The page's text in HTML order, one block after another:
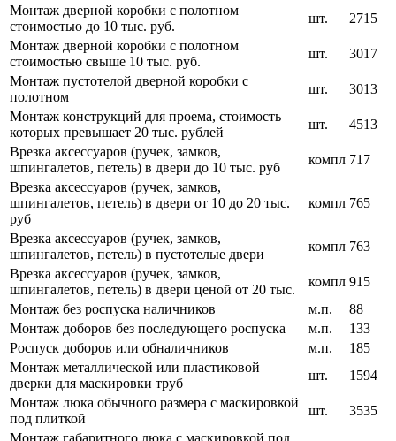
Монтаж дверной коробки с полотном
стоимостью до 10 тыс. руб.
шт.
2715
Монтаж дверной коробки с полотном
стоимостью свыше 10 тыс. руб.
шт.
3017
Монтаж пустотелой дверной коробки с
полотном
шт.
3013
Монтаж конструкций для проема, стоимость
которых превышает 20 тыс. рублей
шт.
4513
Врезка аксессуаров (ручек, замков,
шпингалетов, петель) в двери до 10 тыс. руб
компл 717
Врезка аксессуаров (ручек, замков,
шпингалетов, петель) в двери от 10 до 20 тыс.
руб
компл 765
Врезка аксессуаров (ручек, замков,
шпингалетов, петель) в пустотелые двери
компл 763
Врезка аксессуаров (ручек, замков,
шпингалетов, петель) в двери ценой от 20 тыс.
компл 915
Монтаж без роспуска наличников
м.п.
88
Монтаж доборов без последующего роспуска
м.п.
133
Роспуск доборов или обналичников
м.п.
185
Монтаж металлической или пластиковой
дверки для маскировки труб
шт.
1594
Монтаж люка обычного размера с маскировкой
под плиткой
шт.
3535